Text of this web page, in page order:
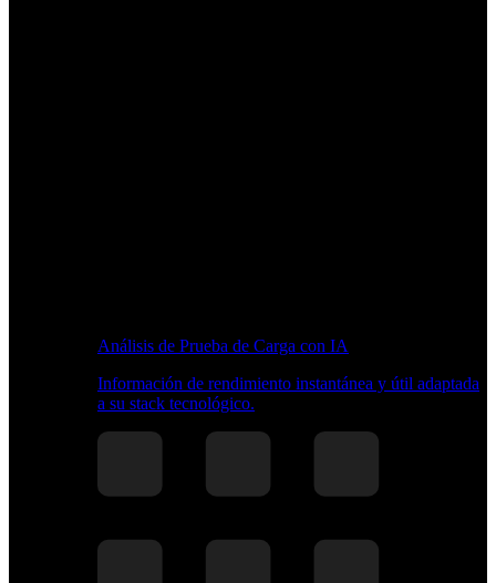
Análisis de Prueba de Carga con IA
Información de rendimiento instantánea y útil adaptada
a su stack tecnológico.